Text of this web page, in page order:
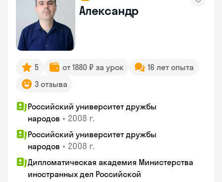
Александр
5 от 1880 ₽ за урок
16 лет опыта
3 отзыва
Российский университет дружбы
народов • 2008 г.
Российский университет дружбы
народов • 2008 г.
Дипломатическая академия Министерства
иностранных дел Российской